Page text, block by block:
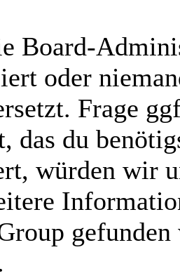
Board-
oder
Frage
das du
würden wir